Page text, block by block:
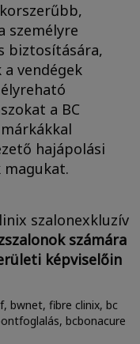
személyre
biztosítására,
vendégek
a BC
hajápolási
szalonexkluzív
számára
képviselőin